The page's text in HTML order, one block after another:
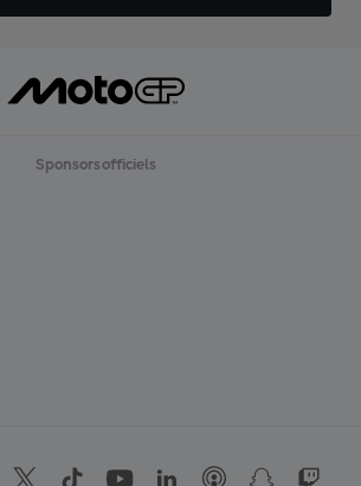
Sponsors officiels